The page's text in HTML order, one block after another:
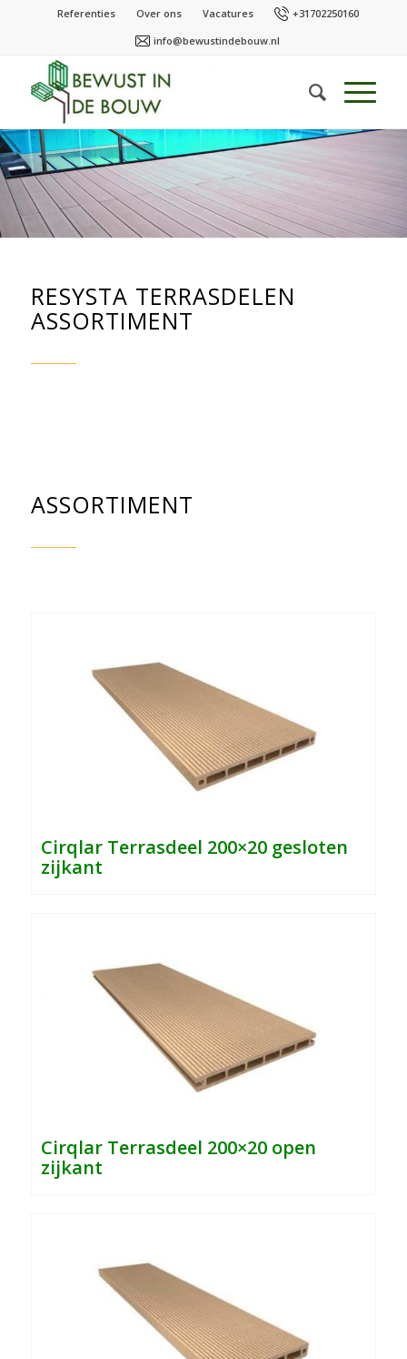
Referenties Over ons Vacatures
+31702250160
info@bewustindebouw.nl
RESYSTA TERRASDELEN
ASSORTIMENT
ASSORTIMENT
Cirqlar Terrasdeel 200×20 gesloten
zijkant
Cirqlar Terrasdeel 200×20 open
zijkant